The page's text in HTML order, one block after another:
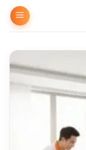
qua
dung